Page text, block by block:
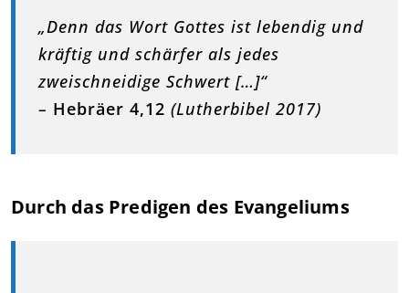
„Denn das Wort Gottes ist lebendig und
kräftig und schärfer als jedes
zweischneidige Schwert […]“
– Hebräer 4,12 (Lutherbibel 2017)
Durch das Predigen des Evangeliums